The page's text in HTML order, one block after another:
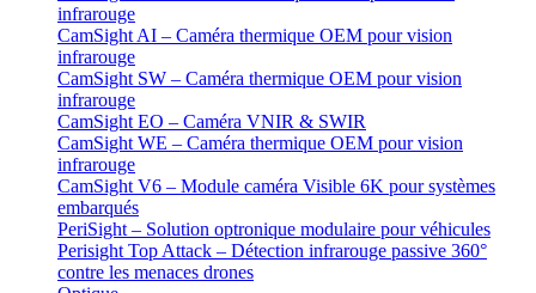
infrarouge
CamSight AI – Caméra thermique OEM pour vision
infrarouge
CamSight SW – Caméra thermique OEM pour vision
infrarouge
CamSight EO – Caméra VNIR & SWIR
CamSight WE – Caméra thermique OEM pour vision
infrarouge
CamSight V6 – Module caméra Visible 6K pour systèmes
embarqués
PeriSight – Solution optronique modulaire pour véhicules
Perisight Top Attack – Détection infrarouge passive 360°
contre les menaces drones